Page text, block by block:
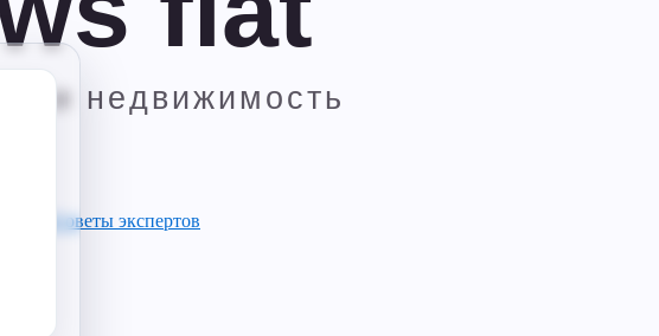
Советы экспертов